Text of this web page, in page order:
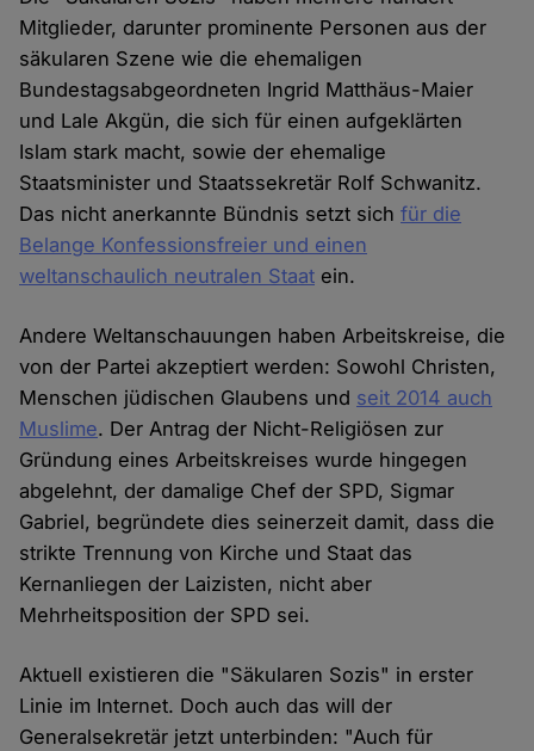
Mitglieder, darunter prominente Personen aus der
säkularen Szene wie die ehemaligen
Bundestagsabgeordneten Ingrid Matthäus-Maier
und Lale Akgün, die sich für einen aufgeklärten
Islam stark macht, sowie der ehemalige
Staatsminister und Staatssekretär Rolf Schwanitz.
Das nicht anerkannte Bündnis setzt sichfür die
Belange Konfessionsfreier und einen
weltanschaulich neutralen Staat ein.
Andere Weltanschauungen haben Arbeitskreise, die
von der Partei akzeptiert werden: Sowohl Christen,
Menschen jüdischen Glaubens und seit 2014 auch
Muslime. Der Antrag der Nicht-Religiösen zur
Gründung eines Arbeitskreises wurde hingegen
abgelehnt, der damalige Chef der SPD, Sigmar
Gabriel, begründete dies seinerzeit damit, dass die
strikte Trennung von Kirche und Staat das
Kernanliegen der Laizisten, nicht aber
Mehrheitsposition der SPD sei.
Aktuell existieren die "Säkularen Sozis" in erster
Linie im Internet. Doch auch das will der
Generalsekretär jetzt unterbinden: "Auch für